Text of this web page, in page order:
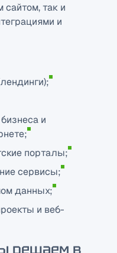
так и
и
и
порталы;
сервисы;
данных;
и веб-
решаем в